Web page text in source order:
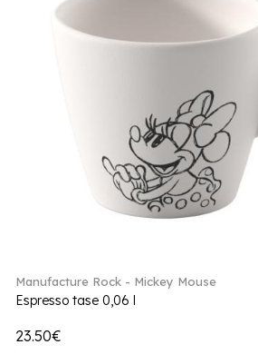
Manufacture Rock - Mickey Mouse
Espresso tase 0,06 l
23.50€